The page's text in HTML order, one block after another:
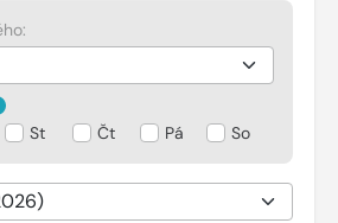
St Čt Pá So